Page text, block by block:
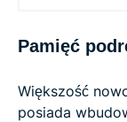
Pamięć
Większość
posiada